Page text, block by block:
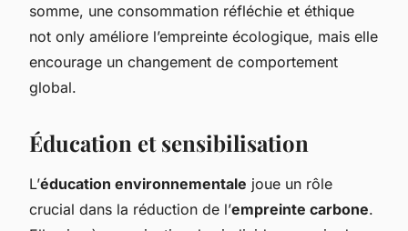
somme, une consommation réfléchie et éthique
not only améliore l’empreinte écologique, mais elle
encourage un changement de comportement
global.
Éducation et sensibilisation
L’éducation environnementale joue un rôle
crucial dans la réduction de l’empreinte carbone.